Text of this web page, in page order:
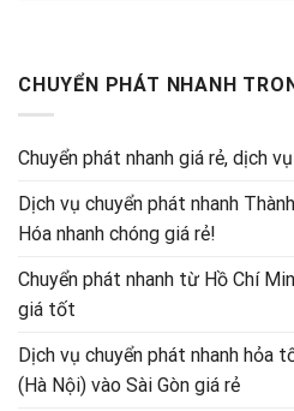
CHUYỂN PHÁT NHANH
Chuyển phát nhanh giá rẻ, dịch
Dịch vụ chuyển phát nhanh
Hóa nhanh chóng giá rẻ!
Chuyển phát nhanh từ Hồ Chí
giá tốt
Dịch vụ chuyển phát nhanh hỏa
(Hà Nội) vào Sài Gòn giá rẻ